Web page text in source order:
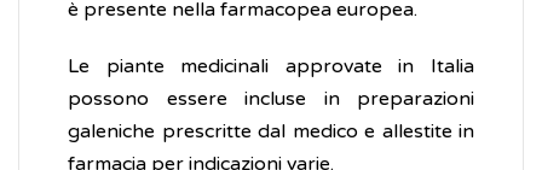
è presente nella farmacopea europea.
Le piante medicinali approvate in Italia
possono essere incluse in preparazioni
galeniche prescritte dal medico e allestite in
farmacia per indicazioni varie.